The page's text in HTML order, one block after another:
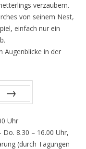
verzaubern.
von seinem Nest,
einfach nur ein
Augenblicke in der
Uhr
8.30 – 16.00 Uhr,
(durch Tagungen